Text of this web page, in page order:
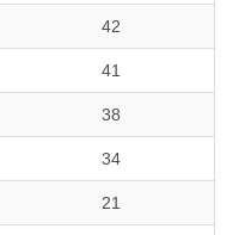
42
41
38
34
21